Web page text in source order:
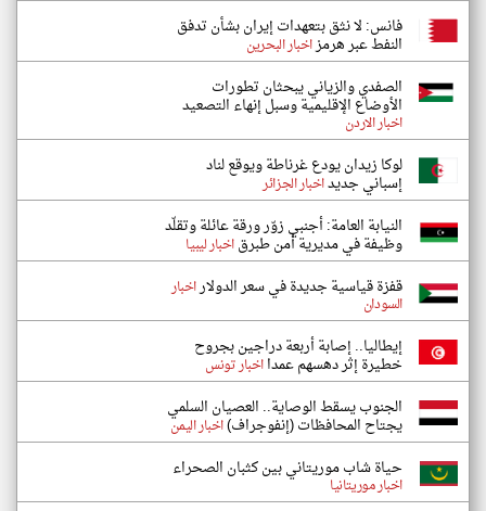
فانس: لا نثق بتعهدات إيران بشأن تدفق
النفط عبر هرمزاخبار البحرين
الصفدي والزياني يبحثان تطورات
الأوضاع الإقليمية وسبل إنهاء التصعيد
اخبار الاردن
لوكا زيدان يودع غرناطة ويوقع لناد
إسباني جديداخبار الجزائر
النيابة العامة: أجنبي زوّر ورقة عائلة وتقلّد
وظيفة في مديرية أمن طبرقاخبار ليبيا
قفزة قياسية جديدة في سعر الدولاراخبار
السودان
إيطاليا.. إصابة أربعة دراجين بجروح
خطيرة إثر دهسهم عمدااخبار تونس
الجنوب يسقط الوصاية.. العصيان السلمي
يجتاح المحافظات (إنفوجراف)اخبار اليمن
حياة شاب موريتاني بين كثبان الصحراء
اخبار موريتانيا